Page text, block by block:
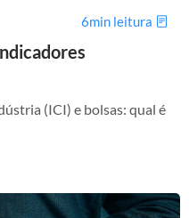
6min leitura
(ICI) e bolsas: qual é